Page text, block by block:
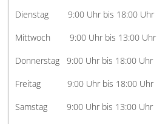
Dienstag 9:00 Uhr bis 18:00 Uhr
Mittwoch 9:00 Uhr bis 13:00 Uhr
Donnerstag 9:00 Uhr bis 18:00 Uhr
Freitag 9:00 Uhr bis 18:00 Uhr
Samstag 9:00 Uhr bis 13:00 Uhr